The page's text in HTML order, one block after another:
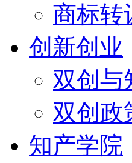
商标转
创新创业
双创与
双创政
知产学院